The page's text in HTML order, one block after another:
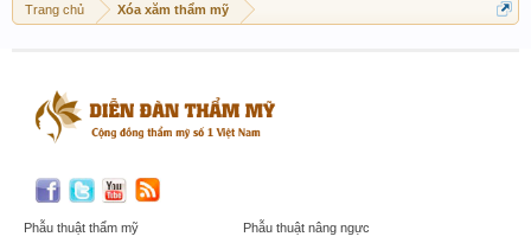
Trang chủ Xóa xăm thẩm mỹ
Phẫu thuật thẩm mỹ
Phẫu thuật nâng ngực